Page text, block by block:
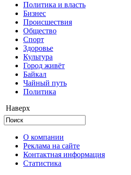
Политика и власть
Бизнес
Происшествия
Общество
Cпорт
Здоровье
Культура
Город живёт
Байкал
Чайный путь
Политика
Наверх
О компании
Реклама на сайте
Контактная информация
Статистика